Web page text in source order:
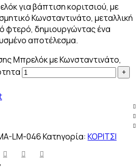
για βάπτιση κοριτσιού, με
Κωνσταντινάτο, μεταλλική
φτερό, δημιουργώντας ένα
αποτέλεσμα.
Μπρελόκ με Κωνσταντινάτο,
LM-046Κατηγορία: ΚΟΡΙΤΣΙ